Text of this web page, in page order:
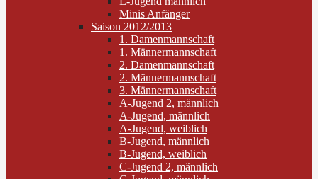
Minis Anfänger
Saison 2012/2013
1. Damenmannschaft
1. Männermannschaft
2. Damenmannschaft
2. Männermannschaft
3. Männermannschaft
A-Jugend 2, männlich
A-Jugend, männlich
A-Jugend, weiblich
B-Jugend, männlich
B-Jugend, weiblich
C-Jugend 2, männlich